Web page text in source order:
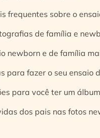
frequentes sobre o
de família e
newborn e de família
para fazer o seu ensaio
para você ter um
dos pais nas fotos